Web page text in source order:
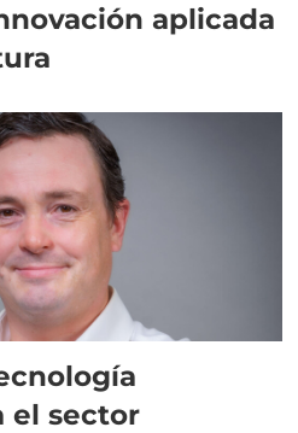
aplicada
el sector